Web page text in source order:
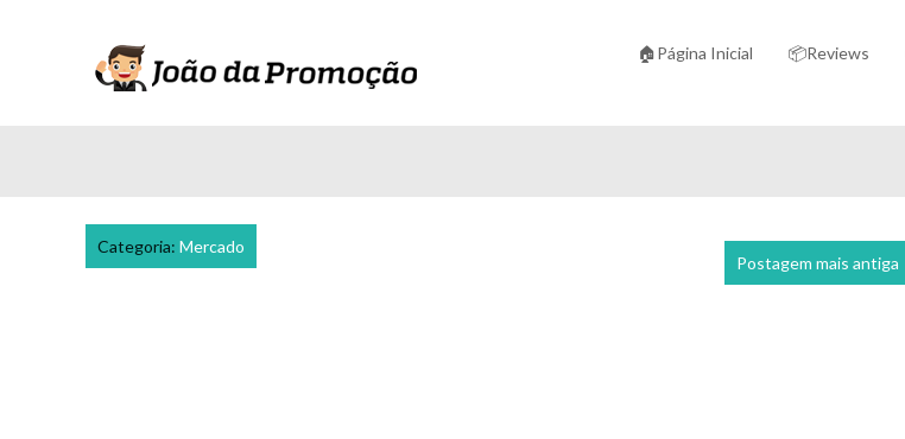
🏠Página Inicial 📦Reviews
Categoria: Mercado
Postagem mais antiga